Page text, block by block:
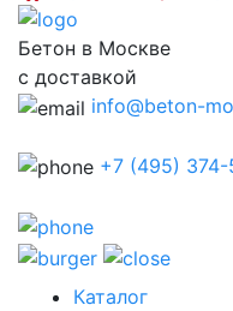
Бетон в Москве
с доставкой
info@beton-
+7 (495)
Каталог